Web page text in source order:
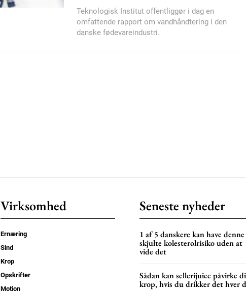
Teknologisk Institut offentliggør i dag en
omfattende rapport om vandhåndtering i den
danske fødevareindustri.
Virksomhed
Ernæring
Sind
Krop
Opskrifter
Motion
Seneste nyheder
1 af 5 danskere kan have denne
skjulte kolesterolrisiko uden at
vide det
Sådan kan sellerijuice påvirke
krop, hvis du drikker det hver